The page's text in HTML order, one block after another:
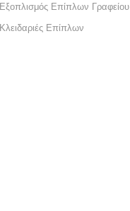
Εξοπλισμός Επίπλων Γραφείου
Κλειδαριές Επίπλων